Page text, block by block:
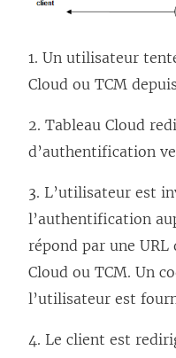
e
u
v
e
l
e
f
e
n
ê
1. Un utilisateur
Cloud ou TCM
2. Tableau Cloud
d’authentification
3. L’utilisateur est
l’authentification
répond par une
Cloud ou TCM. Un
l’utilisateur est
4. Le client est